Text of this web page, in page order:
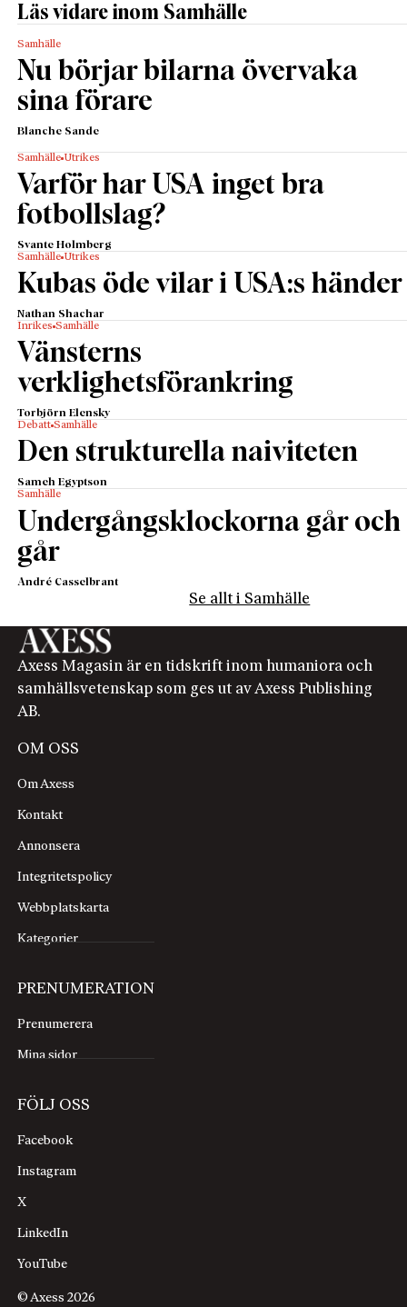
Läs vidare inom Samhälle
Samhälle
Nu börjar bilarna övervaka
sina förare
Blanche Sande
Samhälle Utrikes
Varför har USA inget bra
fotbollslag?
Svante Holmberg
Samhälle Utrikes
Kubas öde vilar i USA:s händer
Nathan Shachar
Inrikes Samhälle
Vänsterns
verklighetsförankring
Torbjörn Elensky
Debatt Samhälle
Den strukturella naiviteten
Sameh Egyptson
Samhälle
Undergångsklockorna går och
går
André Casselbrant
Se allt i Samhälle
Axess Magasin är en tidskrift inom humaniora och
samhällsvetenskap som ges ut av Axess Publishing
AB.
OM OSS
Om Axess
Kontakt
Annonsera
Integritetspolicy
Webbplatskarta
Kategorier
PRENUMERATION
Prenumerera
Mina sidor
FÖLJ OSS
Facebook
Instagram
X
LinkedIn
YouTube
© Axess 2026